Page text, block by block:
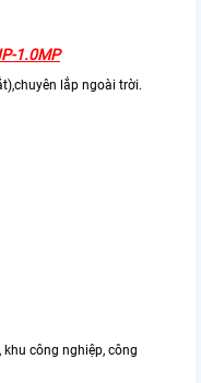
1.0MP
lắp ngoài trời.
công nghiệp, công